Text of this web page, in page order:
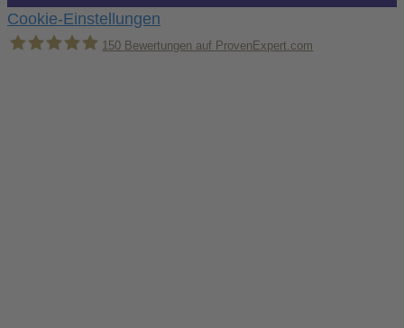
Cookie-Einstellungen
150 Bewertungen auf ProvenExpert.com